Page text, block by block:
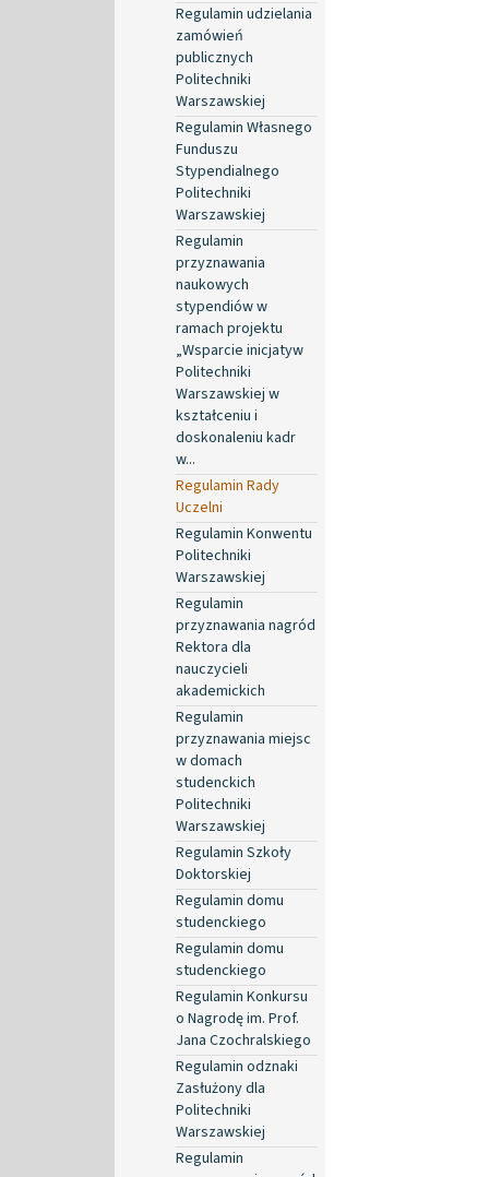
Regulamin udzielania
zamówień
publicznych
Politechniki
Warszawskiej
Regulamin Własnego
Funduszu
Stypendialnego
Politechniki
Warszawskiej
Regulamin
przyznawania
naukowych
stypendiów w
ramach projektu
„Wsparcie inicjatyw
Politechniki
Warszawskiej w
kształceniu i
doskonaleniu kadr
w...
Regulamin Rady
Uczelni
Regulamin Konwentu
Politechniki
Warszawskiej
Regulamin
przyznawania nagród
Rektora dla
nauczycieli
akademickich
Regulamin
przyznawania miejsc
w domach
studenckich
Politechniki
Warszawskiej
Regulamin Szkoły
Doktorskiej
Regulamin domu
studenckiego
Regulamin domu
studenckiego
Regulamin Konkursu
o Nagrodę im. Prof.
Jana Czochralskiego
Regulamin odznaki
Zasłużony dla
Politechniki
Warszawskiej
Regulamin